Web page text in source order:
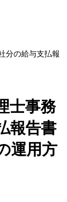
分の給与支払報
士事務
報告書
運用方